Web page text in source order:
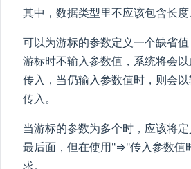
其中，数据类型里不应该包含长度
可以为游标的参数定义一个缺省
游标时不输入参数值，系统将会
传入，当仍输入参数值时，则会
传入。
当游标的参数为多个时，应该将
最后面，但在使用"=>"传入参数值
求。